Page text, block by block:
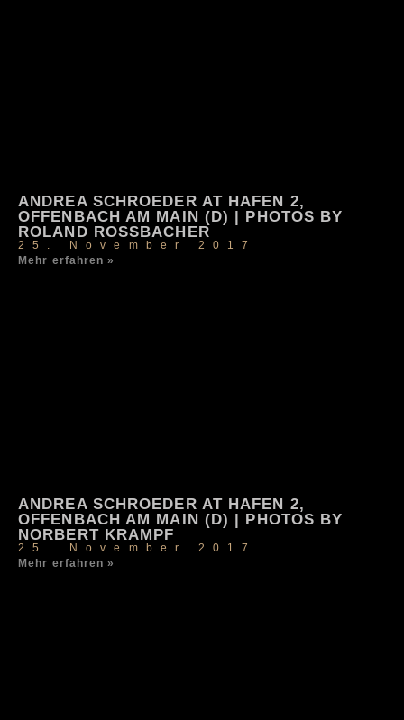
ANDREA SCHROEDER AT HAFEN 2,
OFFENBACH AM MAIN (D) | PHOTOS BY
ROLAND ROSSBACHER
25. November 2017
Mehr erfahren »
ANDREA SCHROEDER AT HAFEN 2,
OFFENBACH AM MAIN (D) | PHOTOS BY
NORBERT KRAMPF
25. November 2017
Mehr erfahren »